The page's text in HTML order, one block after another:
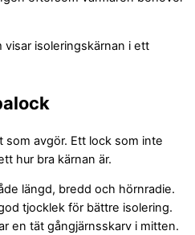
som avgör. Ett lock som inte
hur bra kärnan är.
längd, bredd och hörnradie.
tjocklek för bättre isolering.
en tät gångjärnsskarv i mitten.